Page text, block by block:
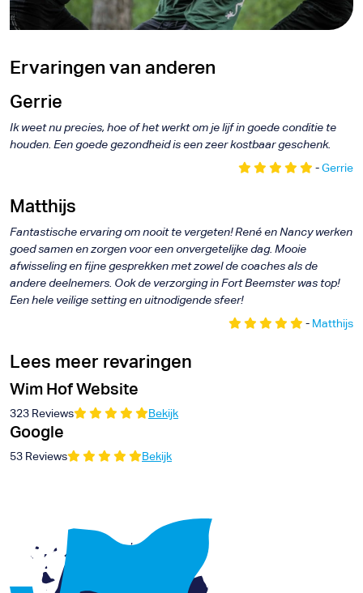
Ervaringen van anderen
Gerrie
Ik weet nu precies, hoe of het werkt om je lijf in goede conditie te
houden. Een goede gezondheid is een zeer kostbaar geschenk.
-Gerrie
Matthijs
Fantastische ervaring om nooit te vergeten! René en Nancy werken
goed samen en zorgen voor een onvergetelijke dag. Mooie
afwisseling en fijne gesprekken met zowel de coaches als de
andere deelnemers. Ook de verzorging in Fort Beemster was top!
Een hele veilige setting en uitnodigende sfeer!
- Matthijs
Lees meer revaringen
Wim Hof Website
323 Reviews Bekijk
Google
53 Reviews Bekijk